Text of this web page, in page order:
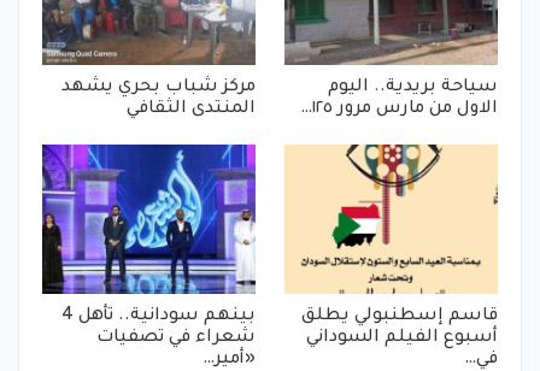
سياحة بريدية.. اليوم
الاول من مارس مرور ١٢٥…
مركز شباب بحري يشهد
المنتدى الثقافي
قاسم إسطنبولي يطلق
أسبوع الفيلم السوداني
في…
بينهم سودانية.. تأهل 4
شعراء في تصفيات
«أمير…